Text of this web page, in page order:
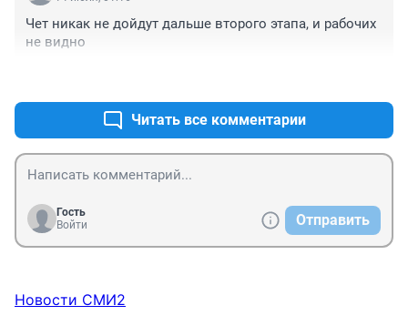
Чет никак не дойдут дальше второго этапа, и рабочих
не видно
Читать все комментарии
Гость
Войти
Отправить
Новости СМИ2